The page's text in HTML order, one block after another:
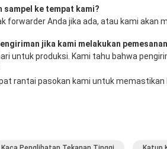
sampel ke tempat kami?
forwarder Anda jika ada, atau kami akan
jika kami melakukan
untuk produksi. Kami tahu bahwa
rantai pasokan kami untuk